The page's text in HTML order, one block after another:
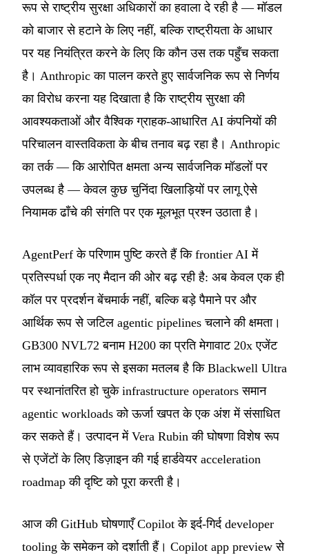
रूप से राष्ट्रीय सुरक्षा अधिकारों का हवाला दे रही है — मॉडल
को बाजार से हटाने के लिए नहीं, बल्कि राष्ट्रीयता के आधार
पर यह नियंत्रित करने के लिए कि कौन उस तक पहुँच सकता
है। Anthropic का पालन करते हुए सार्वजनिक रूप से निर्णय
का विरोध करना यह दिखाता है कि राष्ट्रीय सुरक्षा की
आवश्यकताओं और वैश्विक ग्राहक-आधारित AI कंपनियों की
परिचालन वास्तविकता के बीच तनाव बढ़ रहा है। Anthropic
का तर्क — कि आरोपित क्षमता अन्य सार्वजनिक मॉडलों पर
उपलब्ध है — केवल कुछ चुनिंदा खिलाड़ियों पर लागू ऐसे
नियामक ढाँचे की संगति पर एक मूलभूत प्रश्न उठाता है।
AgentPerf के परिणाम पुष्टि करते हैं कि frontier AI में
प्रतिस्पर्धा एक नए मैदान की ओर बढ़ रही है: अब केवल एक ही
कॉल पर प्रदर्शन बेंचमार्क नहीं, बल्कि बड़े पैमाने पर और
आर्थिक रूप से जटिल agentic pipelines चलाने की क्षमता।
GB300 NVL72 बनाम H200 का प्रति मेगावाट 20x एजेंट
लाभ व्यावहारिक रूप से इसका मतलब है कि Blackwell Ultra
पर स्थानांतरित हो चुके infrastructure operators समान
agentic workloads को ऊर्जा खपत के एक अंश में संसाधित
कर सकते हैं। उत्पादन में Vera Rubin की घोषणा विशेष रूप
से एजेंटों के लिए डिज़ाइन की गई हार्डवेयर acceleration
roadmap की दृष्टि को पूरा करती है।
आज की GitHub घोषणाएँ Copilot के इर्द-गिर्द developer
tooling के समेकन को दर्शाती हैं। Copilot app preview से